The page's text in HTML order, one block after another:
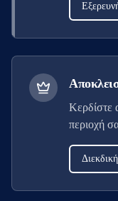
Κερδίστε
περιοχή